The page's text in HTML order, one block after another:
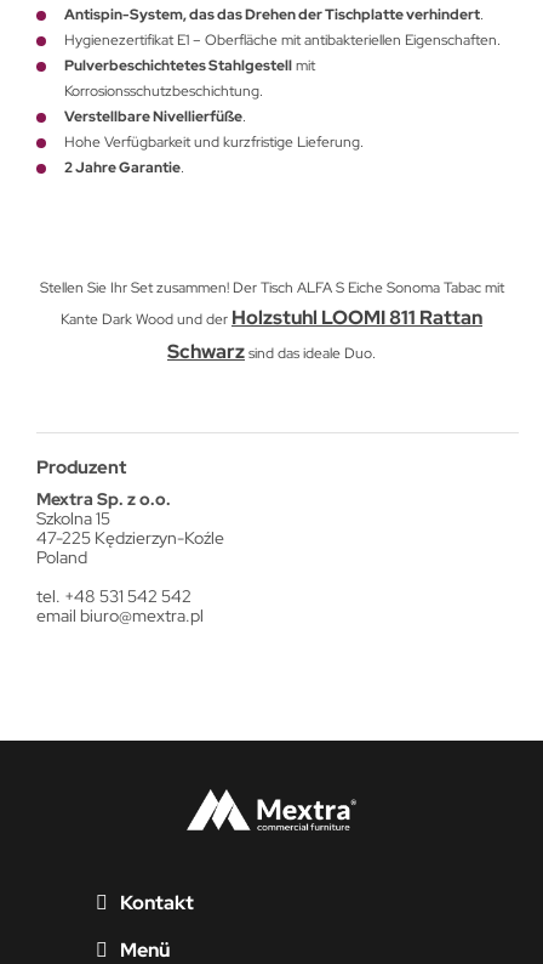
Antispin-System, das das Drehen der Tischplatte verhindert.
Hygienezertifikat E1 – Oberfläche mit antibakteriellen Eigenschaften.
Pulverbeschichtetes Stahlgestellmit
Korrosionsschutzbeschichtung.
Verstellbare Nivellierfüße.
Hohe Verfügbarkeit und kurzfristige Lieferung.
2 Jahre Garantie.
Stellen Sie Ihr Set zusammen! Der Tisch ALFA S Eiche Sonoma Tabac mit
Kante Dark Wood und der Holzstuhl LOOMI 811 Rattan
Schwarzsind das ideale Duo.
Produzent
Mextra Sp. z o.o.
Szkolna 15
47-225 Kędzierzyn-Koźle
Poland
tel. +48 531 542 542
email biuro@mextra.pl
Kontakt
Menü